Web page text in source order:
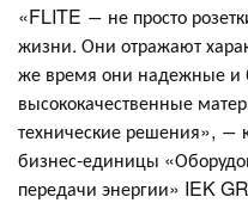
«FLITE ― не просто
жизни. Они отражают
же время они надежные и
высококачественные
технические решения», ―
бизнес-единицы
передачи энергии» IEK